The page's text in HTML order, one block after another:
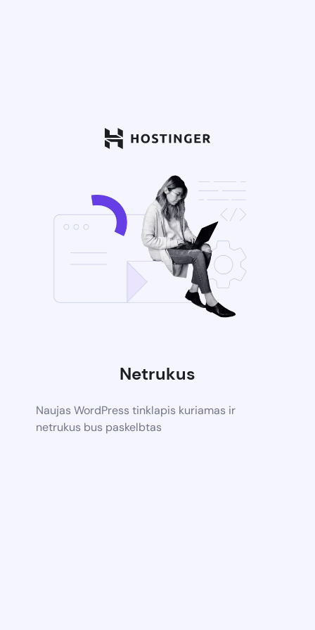
Netrukus
Naujas WordPress tinklapis kuriamas ir
netrukus bus paskelbtas